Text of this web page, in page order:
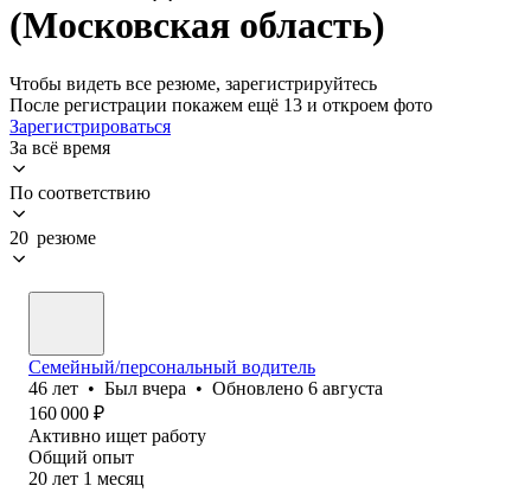
(Московская область)
Чтобы видеть все резюме, зарегистрируйтесь
После регистрации покажем ещё 13 и откроем фото
Зарегистрироваться
За всё время
По соответствию
20 резюме
Семейный/персональный водитель
46 лет • Был вчера • Обновлено 6 августа
160 000 ₽
Активно ищет работу
Общий опыт
20 лет 1 месяц